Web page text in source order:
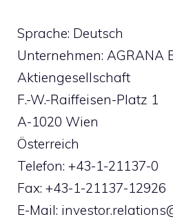
Sprache: Deutsch
Unternehmen: AGRANA
Aktiengesellschaft
F.-W.-Raiffeisen-Platz 1
A-1020 Wien
Österreich
Telefon: +43-1-21137-0
Fax: +43-1-21137-12926
E-Mail: